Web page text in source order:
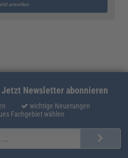
anmelden
Newsletter abonnieren
wichtige Neuerungen
Fachgebiet wählen